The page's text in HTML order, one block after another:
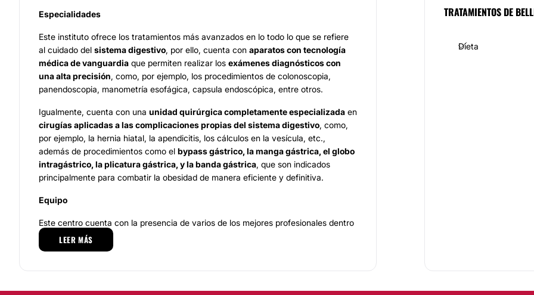
Especialidades
Este instituto ofrece los tratamientos más avanzados en lo todo lo que se refiere
al cuidado del sistema digestivo, por ello, cuenta con aparatos con tecnología
médica de vanguardia que permiten realizar los exámenes diagnósticos con
una alta precisión, como, por ejemplo, los procedimientos de colonoscopia,
panendoscopia, manometría esofágica, capsula endoscópica, entre otros.
Igualmente, cuenta con una unidad quirúrgica completamente especializada en
cirugías aplicadas a las complicaciones propias del sistema digestivo, como,
por ejemplo, la hernia hiatal, la apendicitis, los cálculos en la vesícula, etc.,
además de procedimientos como el bypass gástrico, la manga gástrica, el globo
intragástrico, la plicatura gástrica, y la banda gástrica, que son indicados
principalmente para combatir la obesidad de manera eficiente y definitiva.
Equipo
Este centro cuenta con la presencia de varios de los mejores profesionales dentro
del área de la
nutrición y la cirugía
profesional, sino que también por su
LEER MÁS
TRATAMIENTOS DE
Dieta